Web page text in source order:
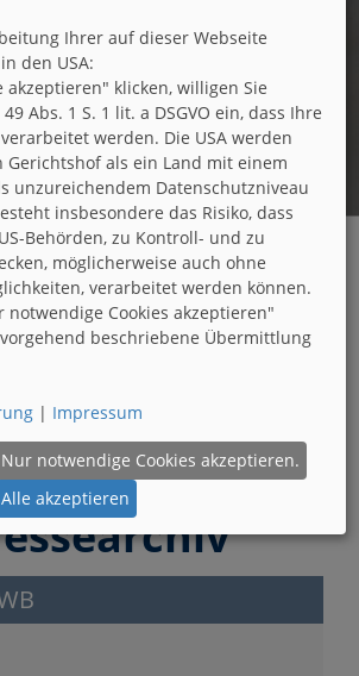
Presse
und Büro betreffen werden
Ihrer auf dieser Webseite
den USA:
akzeptieren" klicken, willigen Sie
Abs. 1 S. 1 lit. a DSGVO ein, dass Ihre
werden. Die USA werden
Gerichtshof als ein Land mit einem
unzureichendem Datenschutzniveau
insbesondere das Risiko, dass
Behörden, zu Kontroll- und zu
möglicherweise auch ohne
verarbeitet werden können.
notwendige Cookies akzeptieren"
beschriebene Übermittlung
| Impressum
Nur notwendige Cookies akzeptieren.
Alle akzeptieren